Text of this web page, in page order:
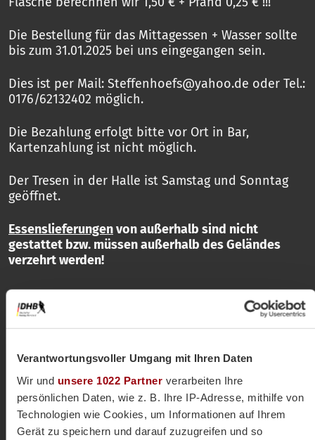
Verantwortungsvoller Umgang mit Ihren Daten
Wir und unsere 1022 Partnerverarbeiten Ihre
persönlichen Daten, wie z. B. Ihre IP-Adresse, mithilfe von
Technologien wie Cookies, um Informationen auf Ihrem
Gerät zu speichern und darauf zuzugreifen und so
Die Bestellung für das Mittagessen + Wasser sollte
bis zum 31.01.2025 bei uns eingegangen sein.
Dies ist per Mail: Steffenhoefs@yahoo.de oder Tel.:
0176/62132402 möglich.
Die Bezahlung erfolgt bitte vor Ort in Bar,
Kartenzahlung ist nicht möglich.
Der Tresen in der Halle ist Samstag und Sonntag
geöffnet.
Essenslieferungenvon außerhalb sind nicht
gestattet bzw. müssen außerhalb des Geländes
verzehrt werden!
Zum Live-Stream